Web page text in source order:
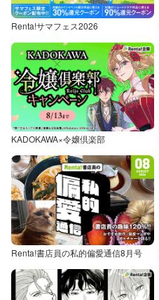
Renta!サマフェス2026
KADOKAWA×令嬢倶楽部
Renta!書店員の私的偏愛通信8月号